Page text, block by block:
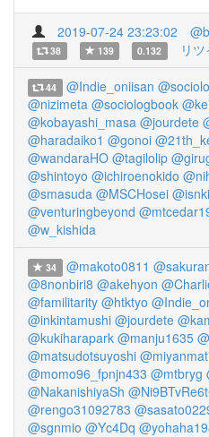
2019-07-24 23:23:02
38 139 0.132 リ
44 @Indie_oniisan
@nizimeta @sociologbook
@kobayashi_masa @jourdete
@haradaiko1 @gonoi
@wandaraHO @tagilolip
@shintoyo @ichiroenokido
@smasuda @MSCHosei @isnki
@venturingbeyond
@w_kishida
34 @makoto0811
@8nonbiri8 @akehyon
@familitarity @htktyo
@inkintamushi @jourdete
@kukiharapark @manju1635
@matsudotsuyoshi
@momo96_fpnjn433 @mtbryg
@NakanishiyaSh
@rengo31092783
@sgnmio @Yc4Dq